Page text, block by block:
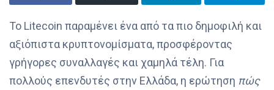
Το Litecoin παραμένει ένα από τα πιο δημοφιλή και
αξιόπιστα κρυπτονομίσματα, προσφέροντας
γρήγορες συναλλαγές και χαμηλά τέλη. Για
πολλούς επενδυτές στην Ελλάδα, η ερώτηση πώς